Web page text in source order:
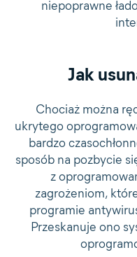
niepoprawne
Jak
Chociaż można
ukrytego
bardzo
sposób na pozbycie
z
zagrożeniom,
programie
Przeskanuje ono